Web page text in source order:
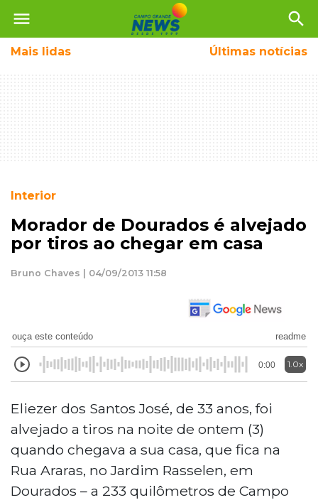
menu search
Mais lidas Últimas notícias
Interior
Morador de Dourados é alvejado
por tiros ao chegar em casa
Bruno Chaves | 04/09/2013 11:58
ouça este conteúdo readme
0:00 1.0x
Eliezer dos Santos José, de 33 anos, foi
alvejado a tiros na noite de ontem (3)
quando chegava a sua casa, que fica na
Rua Araras, no Jardim Rasselen, em
Dourados – a 233 quilômetros de Campo